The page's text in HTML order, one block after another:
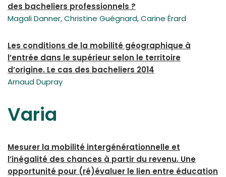
des bacheliers professionnels ?
Magali Danner, Christine Guégnard, Carine Érard
Les conditions de la mobilité géographique à
l’entrée dans le supérieur selon le territoire
d’origine. Le cas des bacheliers 2014
Arnaud Dupray
Varia
Mesurer la mobilité intergénérationnelle et
l’inégalité des chances à partir du revenu. Une
opportunité pour (ré)évaluer le lien entre éducation